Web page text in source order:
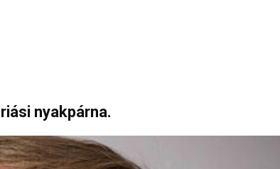
nyakpárna.